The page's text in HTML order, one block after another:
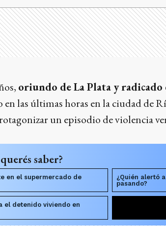
oriundo de La Plata y radicado
en las últimas horas en la ciudad de
un episodio de violencia
saber?
en el supermercado de
¿Quién alertó
pasando?
el detenido viviendo en